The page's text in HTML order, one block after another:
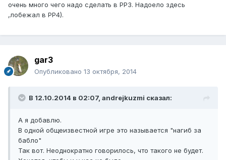
очень много чего надо сделать в РР3. Надоело здесь
,лобежал в РР4).
gar3
Опубликовано 13 октября, 2014
В 12.10.2014 в 02:07, andrejkuzmi сказал:
А я добавлю.
В одной общеизвестной игре это называется "нагиб за
бабло"
Так вот. Неоднократно говорилось, что такого не будет.